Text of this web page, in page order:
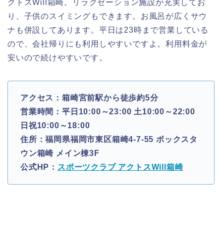
クトスWill箱崎。リラクゼーション施設が充実してお
り、子供のスイミングもできます。お風呂が広くサウ
ナも併設してあります。平日は23時まで営業している
ので、会社帰りにも利用しやすいですよ。利用料金が
安いので続けやすいです。
アクセス：箱崎宮前駅から徒歩約5分
営業時間：平日10:00～23:00 土10:00～22:00
日祝10:00～18:00
住所：福岡県福岡市東区箱崎4-7-55 ボックスタ
ウン箱崎 メイン棟3F
公式HP： スポーツクラブ アクトスWill箱崎